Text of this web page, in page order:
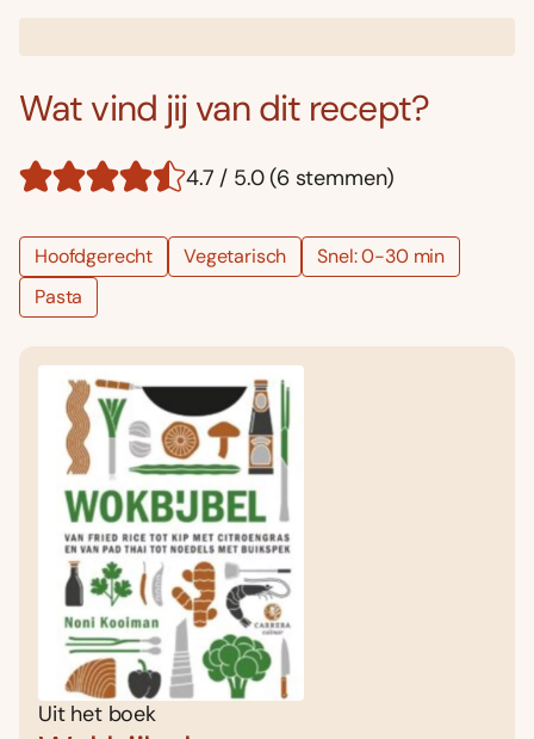
Wat vind jij van dit recept?
4.7 / 5.0 (6 stemmen)
Hoofdgerecht Vegetarisch
Snel: 0-30 min
Pasta
Uit het boek